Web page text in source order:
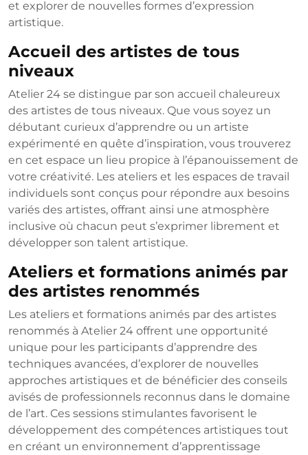
et explorer de nouvelles formes d’expression
artistique.
Accueil des artistes de tous
niveaux
Atelier 24 se distingue par son accueil chaleureux
des artistes de tous niveaux. Que vous soyez un
débutant curieux d’apprendre ou un artiste
expérimenté en quête d’inspiration, vous trouverez
en cet espace un lieu propice à l’épanouissement de
votre créativité. Les ateliers et les espaces de travail
individuels sont conçus pour répondre aux besoins
variés des artistes, offrant ainsi une atmosphère
inclusive où chacun peut s’exprimer librement et
développer son talent artistique.
Ateliers et formations animés par
des artistes renommés
Les ateliers et formations animés par des artistes
renommés à Atelier 24 offrent une opportunité
unique pour les participants d’apprendre des
techniques avancées, d’explorer de nouvelles
approches artistiques et de bénéficier des conseils
avisés de professionnels reconnus dans le domaine
de l’art. Ces sessions stimulantes favorisent le
développement des compétences artistiques tout
en créant un environnement d’apprentissage